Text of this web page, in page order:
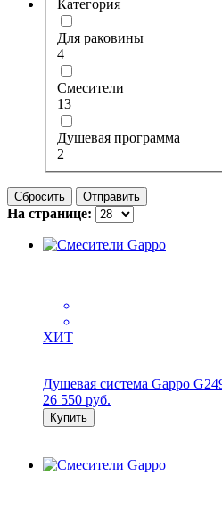
Категория
Для раковины
4
Смесители
13
Душевая программа
2
Сбросить Отправить
На странице:
ХИТ
Душевая система Gappo
26 550 руб.
Купить